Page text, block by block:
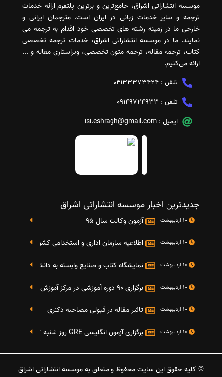
موسسه انتشاراتی اشراق، جامع‌ترین و برترین پلتفرم ارائه خدمات
ترجمه و سایر خدمات زبانی در ایران است. مترجمان ایرانی و
خارجی ما در زمینه رشته های تخصصی خود اقدام به ترجمه می
نمایند. ما در موسسه انتشاراتی اشراق، خدمات ترجمه تخصصی
کتاب، ترجمه مقاله، ترجمه متون تخصصی، ویراستاری مقاله و ...
ارائه می‌کنیم.
تلفن : 04133373424
تلفن : 09149724933
ایمیل : isi.eshragh@gmail.com
جدیدترین اخبار موسسه انتشاراتی اشراق
آزمون وکالت سال 95
اطلاعیه سازمان اداری و استخدامی کشور در خصوص
نمایشگاه کتاب و صنایع وابسته به دانشگاه صنعتی شریف 4 الی 8 مهر
برگزاری 90 دوره آموزشی در مرکز آموزش فرهنگی دانشگاه علامه
تاثیر مقاله در قبولی مصاحبه دکتری
برگزاری آزمون انگلیسی GRE روز شنبه 27 شهریور(مقارن با 17 سپتامبر 2016)
© کلیه حقوق این سایت محفوظ و متعلق به موسسه انتشاراتی اشراق